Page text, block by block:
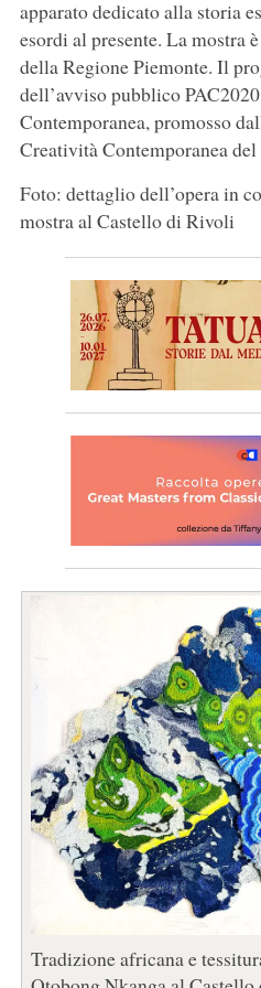
apparato dedicato alla storia
esordi al presente. La mostra
della Regione Piemonte. Il
dell’avviso pubblico
Contemporanea, promosso
Creatività Contemporanea
Foto: dettaglio dell’opera in
mostra al Castello di Rivoli
Tradizione africana e